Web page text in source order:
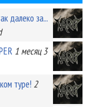
далеко за...
1 месяц 3
туре! 2